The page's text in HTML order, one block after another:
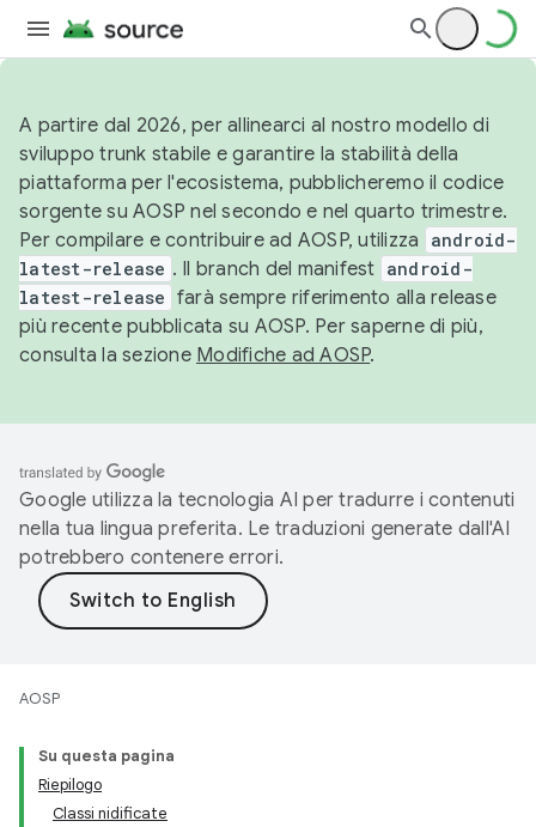
A partire dal 2026, per allinearci al nostro modello di
sviluppo trunk stabile e garantire la stabilità della
piattaforma per l'ecosistema, pubblicheremo il codice
sorgente su AOSP nel secondo e nel quarto trimestre.
Per compilare e contribuire ad AOSP, utilizza
android-
latest-release . Il branch del manifest android-
latest-release farà sempre riferimento alla release
più recente pubblicata su AOSP. Per saperne di più,
consulta la sezione Modifiche ad AOSP.
Google utilizza la tecnologia AI per tradurre i contenuti
nella tua lingua preferita. Le traduzioni generate dall'AI
potrebbero contenere errori.
AOSP
Su questa pagina
Riepilogo
Classi nidificate